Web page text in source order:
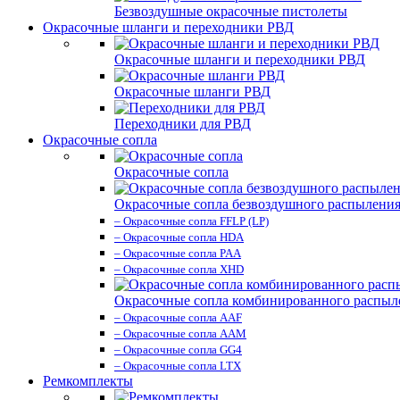
Безвоздушные окрасочные пистолеты
Окрасочные шланги и переходники РВД
Окрасочные шланги и переходники РВД
Окрасочные шланги РВД
Переходники для РВД
Окрасочные сопла
Окрасочные сопла
Окрасочные сопла безвоздушного распыления
– Окрасочные сопла FFLP (LP)
– Окрасочные сопла HDA
– Окрасочные сопла PAA
– Окрасочные сопла XHD
Окрасочные сопла комбинированного
– Окрасочные сопла AAF
– Окрасочные сопла AAM
– Окрасочные сопла GG4
– Окрасочные сопла LTX
Ремкомплекты